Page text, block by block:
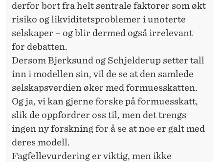
derfor bort fra helt sentrale faktorer som økt
risiko og likviditetsproblemer i unoterte
selskaper – og blir dermed også irrelevant
for debatten.
Dersom Bjerksund og Schjelderup setter tall
inn i modellen sin, vil de se at den samlede
selskapsverdien øker med formuesskatten.
Og ja, vi kan gjerne forske på formuesskatt,
slik de oppfordrer oss til, men det trengs
ingen ny forskning for å se at noe er galt med
deres modell.
Fagfellevurdering er viktig, men ikke